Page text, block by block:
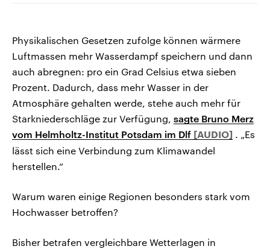
Physikalischen Gesetzen zufolge können wärmere
Luftmassen mehr Wasserdampf speichern und dann
auch abregnen: pro ein Grad Celsius etwa sieben
Prozent. Dadurch, dass mehr Wasser in der
Atmosphäre gehalten werde, stehe auch mehr für
Starkniederschläge zur Verfügung, sagte Bruno Merz
vom Helmholtz-Institut Potsdam im Dlf
. „Es
lässt sich eine Verbindung zum Klimawandel
herstellen.“
Warum waren einige Regionen besonders stark vom
Hochwasser betroffen?
Bisher betrafen vergleichbare Wetterlagen in